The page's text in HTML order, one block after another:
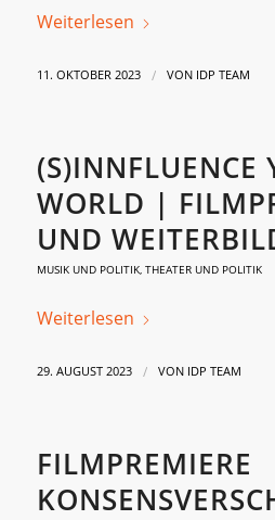
Weiterlesen
11. OKTOBER 2023 / VON IDP TEAM
(S)INNFLUENCE
WORLD |
UND
MUSIK UND POLITIK, THEATER UND POLITIK
Weiterlesen
29. AUGUST 2023 / VON IDP TEAM
FILMPREMIERE